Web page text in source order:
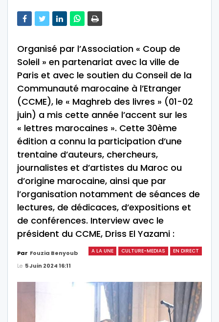
Organisé par l’Association « Coup de
Soleil » en partenariat avec la ville de
Paris et avec le soutien du Conseil de la
Communauté marocaine à l’Etranger
(CCME), le « Maghreb des livres » (01-02
juin) a mis cette année l’accent sur les
« lettres marocaines ». Cette 30ème
édition a connu la participation d’une
trentaine d’auteurs, chercheurs,
journalistes et d’artistes du Maroc ou
d’origine marocaine, ainsi que par
l’organisation notamment de séances de
lectures, de dédicaces, d’expositions et
de conférences. Interview avec le
président du CCME, Driss El Yazami :
A LA UNE CULTURE-MEDIAS EN DIRECT
Par Fouzia Benyoub
Le 5 Juin 2024 16:11